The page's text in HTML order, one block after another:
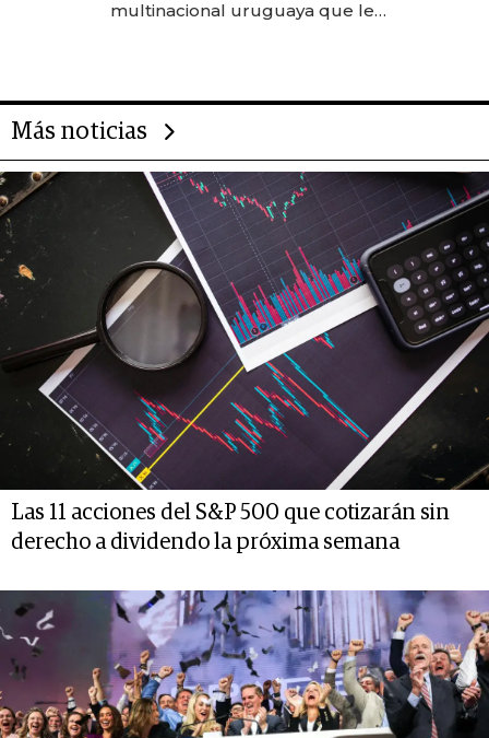
multinacional uruguaya que le
Más noticias
Las 11 acciones del S&P 500 que cotizarán sin
derecho a dividendo la próxima semana